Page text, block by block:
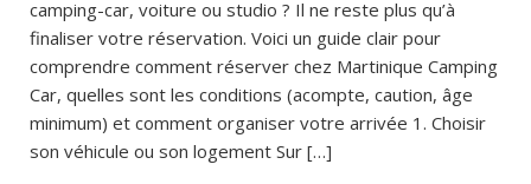
camping-car, voiture ou studio ? Il ne reste plus qu’à
finaliser votre réservation. Voici un guide clair pour
comprendre comment réserver chez Martinique Camping
Car, quelles sont les conditions (acompte, caution, âge
minimum) et comment organiser votre arrivée 1. Choisir
son véhicule ou son logement Sur […]